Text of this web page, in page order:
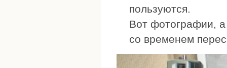
пользуются.
Вот фотографии,
со временем